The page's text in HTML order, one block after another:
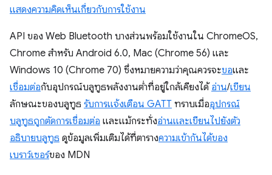
แสดงความคิดเห็นเกี่ยวกับการใช้งาน
API ของ Web Bluetooth บางส่วนพร้อมใช้งานใน ChromeOS,
Chrome สำหรับ Android 6.0, Mac (Chrome 56) และ
Windows 10 (Chrome 70) ซึ่งหมายความว่าคุณควรจะขอและ
เชื่อมต่อกับอุปกรณ์บลูทูธพลังงานต่ำที่อยู่ใกล้เคียงได้ อ่าน/เขียน
ลักษณะของบลูทูธ รับการแจ้งเตือน GATT ทราบเมื่ออุปกรณ์
บลูทูธถูกตัดการเชื่อมต่อ และแม้กระทั่งอ่านและเขียนไปยังตัว
อธิบายบลูทูธ ดูข้อมูลเพิ่มเติมได้ที่ตารางความเข้ากันได้ของ
เบราว์เซอร์ของ MDN